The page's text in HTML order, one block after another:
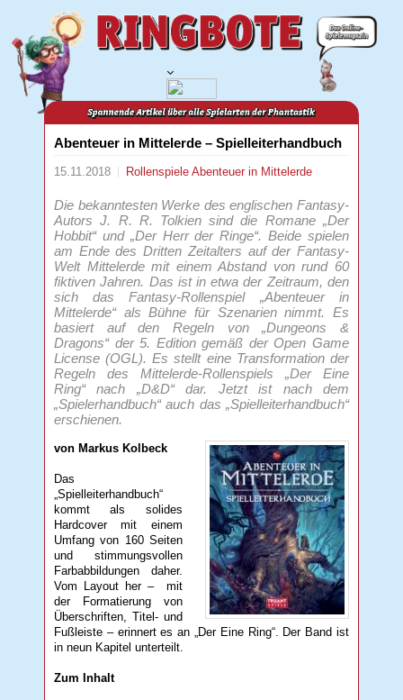
Abenteuer in Mittelerde – Spielleiterhandbuch
15.11.2018 RollenspieleAbenteuer in Mittelerde
Die bekanntesten Werke des englischen Fantasy-
Autors J. R. R. Tolkien sind die Romane „Der
Hobbit“ und „Der Herr der Ringe“. Beide spielen
am Ende des Dritten Zeitalters auf der Fantasy-
Welt Mittelerde mit einem Abstand von rund 60
fiktiven Jahren. Das ist in etwa der Zeitraum, den
sich das Fantasy-Rollenspiel „Abenteuer in
Mittelerde“ als Bühne für Szenarien nimmt. Es
basiert auf den Regeln von „Dungeons &
Dragons“ der 5. Edition gemäß der Open Game
License (OGL). Es stellt eine Transformation der
Regeln des Mittelerde-Rollenspiels „Der Eine
Ring“ nach „D&D“ dar. Jetzt ist nach dem
„Spielerhandbuch“ auch das „Spielleiterhandbuch“
erschienen.
von Markus Kolbeck
Das
„Spielleiterhandbuch“
kommt als solides
Hardcover mit einem
Umfang von 160 Seiten
und stimmungsvollen
Farbabbildungen daher.
Vom Layout her – mit
der Formatierung von
Überschriften, Titel- und
Fußleiste – erinnert es an „Der Eine Ring“. Der Band ist
in neun Kapitel unterteilt.
Zum Inhalt